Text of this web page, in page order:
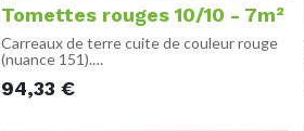
Tomettes rouges 10/10 - 7m²
Carreaux de terre cuite de couleur rouge
(nuance 151).
Vendu avec un lot de plinthe 5 m de
94,33 €